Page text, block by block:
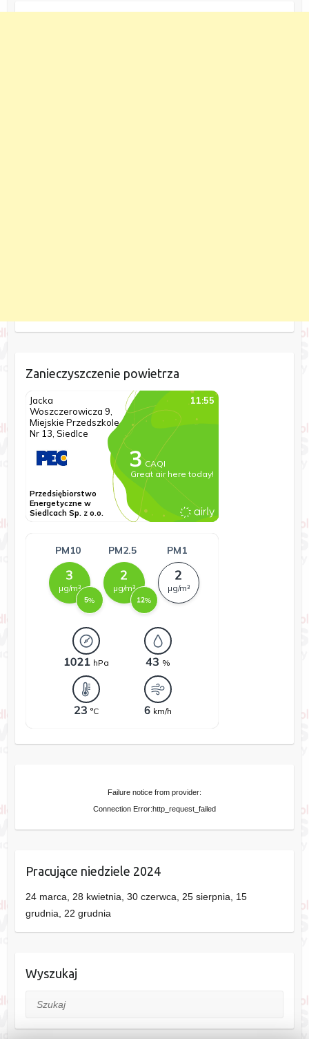
Zanieczyszczenie powietrza
Failure notice from provider:
Connection Error:http_request_failed
Pracujące niedziele 2024
24 marca, 28 kwietnia, 30 czerwca, 25 sierpnia, 15
grudnia, 22 grudnia
Wyszukaj
Szukaj